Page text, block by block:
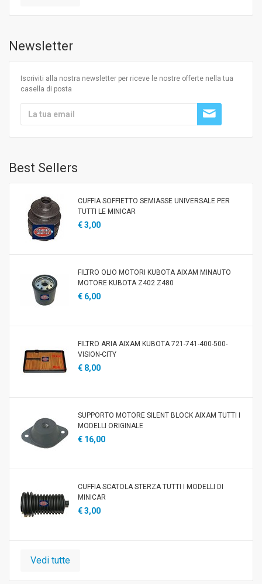
Newsletter
Iscriviti alla nostra newsletter per riceve le nostre offerte nella tua
casella di posta
Best Sellers
CUFFIA SOFFIETTO SEMIASSE UNIVERSALE PER
TUTTI LE MINICAR
€ 3,00
FILTRO OLIO MOTORI KUBOTA AIXAM MINAUTO
MOTORE KUBOTA Z402 Z480
€ 6,00
FILTRO ARIA AIXAM KUBOTA 721-741-400-500-
VISION-CITY
€ 8,00
SUPPORTO MOTORE SILENT BLOCK AIXAM TUTTI I
MODELLI ORIGINALE
€ 16,00
CUFFIA SCATOLA STERZA TUTTI I MODELLI DI
MINICAR
€ 3,00
Vedi tutte